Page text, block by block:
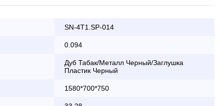
SN-4T1.SP-014
0.094
Дуб Табак/Металл Черный/Заглушка
Пластик Черный
1580*700*750
заказа банковской картой